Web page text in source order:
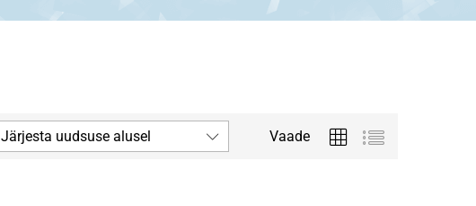
Vaade
Järjesta uudsuse alusel